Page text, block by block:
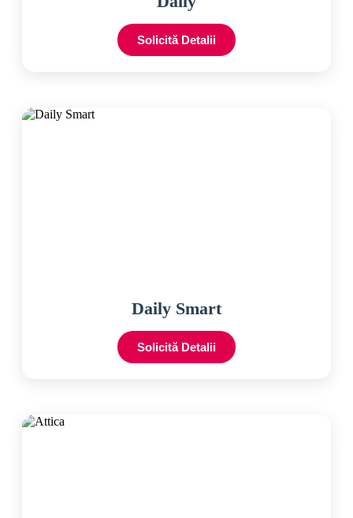
Solicită Detalii
Daily Smart
Solicită Detalii